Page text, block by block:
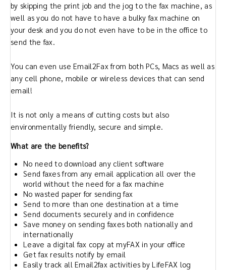
by skipping the print job and the jog to the fax machine, as
well as you do not have to have a bulky fax machine on
your desk and you do not even have to be in the office to
send the fax.
You can even use Email2Fax from both PCs, Macs as well as
any cell phone, mobile or wireless devices that can send
email!
It is not only a means of cutting costs but also
environmentally friendly, secure and simple.
What are the benefits?
No need to download any client software
Send faxes from any email application all over the
world without the need for a fax machine
No wasted paper for sending fax
Send to more than one destination at a time
Send documents securely and in confidence
Save money on sending faxes both nationally and
internationally
Leave a digital fax copy at myFAX in your office
Get fax results notify by email
Easily track all Email2fax activities by LifeFAX log